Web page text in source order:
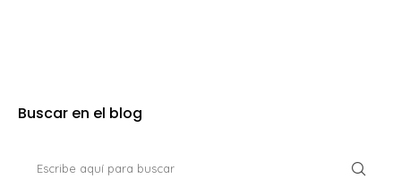
Buscar en el blog